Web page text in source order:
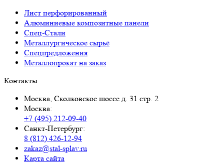
Лист перфорированный
Алюминиевые композитные панели
Спец-Стали
Металлургическое сырьё
Спецпредложения
Металлопрокат на заказ
Контакты
Москва, Сколковское шоссе д. 31 стр. 2
Москва:
+7 (495) 212-09-40
Санкт-Петербург:
8 (812) 426-12-94
zakaz@stal-splav.ru
Карта сайта